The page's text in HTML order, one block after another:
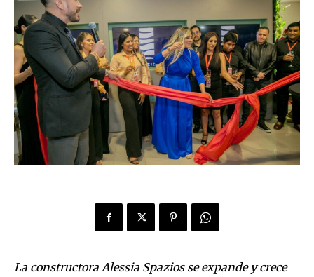
La constructora Alessia Spazios se expande y crece